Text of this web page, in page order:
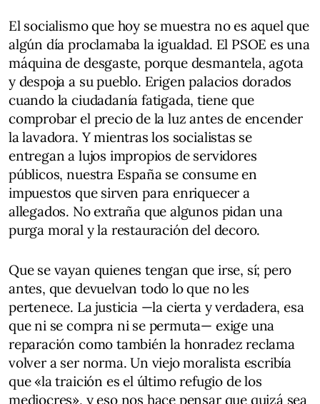
El socialismo que hoy se muestra no es aquel que
algún día proclamaba la igualdad. El PSOE es una
máquina de desgaste, porque desmantela, agota
y despoja a su pueblo. Erigen palacios dorados
cuando la ciudadanía fatigada, tiene que
comprobar el precio de la luz antes de encender
la lavadora. Y mientras los socialistas se
entregan a lujos impropios de servidores
públicos, nuestra España se consume en
impuestos que sirven para enriquecer a
allegados. No extraña que algunos pidan una
purga moral y la restauración del decoro.
Que se vayan quienes tengan que irse, sí; pero
antes, que devuelvan todo lo que no les
pertenece. La justicia —la cierta y verdadera, esa
que ni se compra ni se permuta— exige una
reparación como también la honradez reclama
volver a ser norma. Un viejo moralista escribía
que «la traición es el último refugio de los
mediocres», y eso nos hace pensar que quizá sea